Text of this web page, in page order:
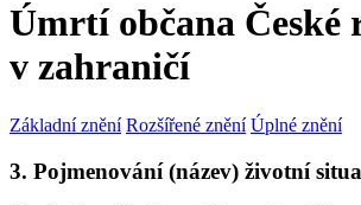
Úmrtí občana České
v zahraničí
Základní znění Rozšířené znění Úplné znění
3. Pojmenování (název) životní